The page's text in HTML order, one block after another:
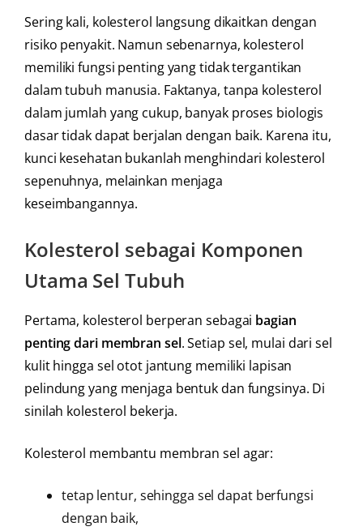
Sering kali, kolesterol langsung dikaitkan dengan
risiko penyakit. Namun sebenarnya, kolesterol
memiliki fungsi penting yang tidak tergantikan
dalam tubuh manusia. Faktanya, tanpa kolesterol
dalam jumlah yang cukup, banyak proses biologis
dasar tidak dapat berjalan dengan baik. Karena itu,
kunci kesehatan bukanlah menghindari kolesterol
sepenuhnya, melainkan menjaga
keseimbangannya.
Kolesterol sebagai Komponen
Utama Sel Tubuh
Pertama, kolesterol berperan sebagai bagian
penting dari membran sel. Setiap sel, mulai dari sel
kulit hingga sel otot jantung memiliki lapisan
pelindung yang menjaga bentuk dan fungsinya. Di
sinilah kolesterol bekerja.
Kolesterol membantu membran sel agar:
tetap lentur, sehingga sel dapat berfungsi
dengan baik,